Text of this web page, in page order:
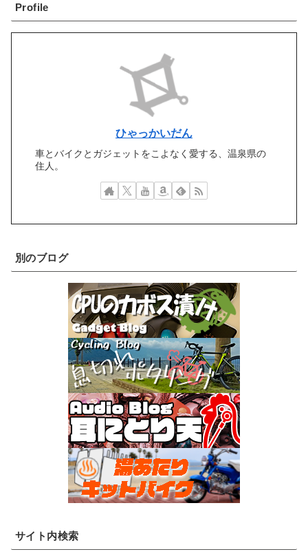
Profile
ひゃっかいだん
車とバイクとガジェットをこよなく愛する、温泉県の
住人。
別のブログ
サイト内検索